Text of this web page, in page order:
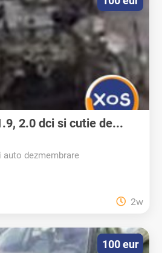
2.0 dci si cutie de...
auto dezmembrare
2w
100 eur